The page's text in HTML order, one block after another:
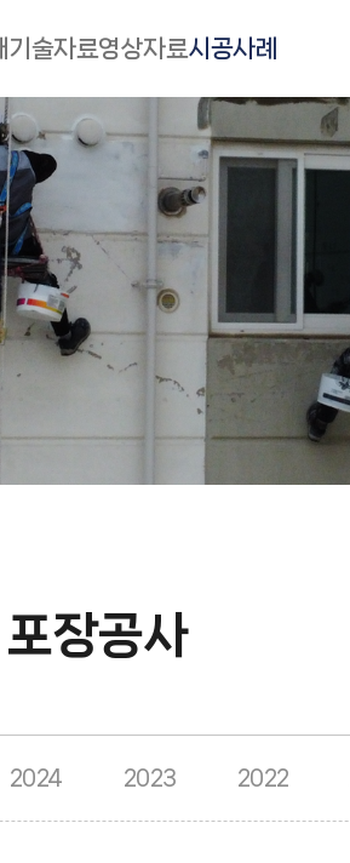
기술자료영상자료시공사례
포장공사
2024 2023 2022